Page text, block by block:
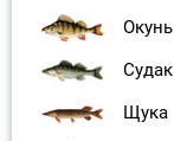
Окунь
Судак
Щука